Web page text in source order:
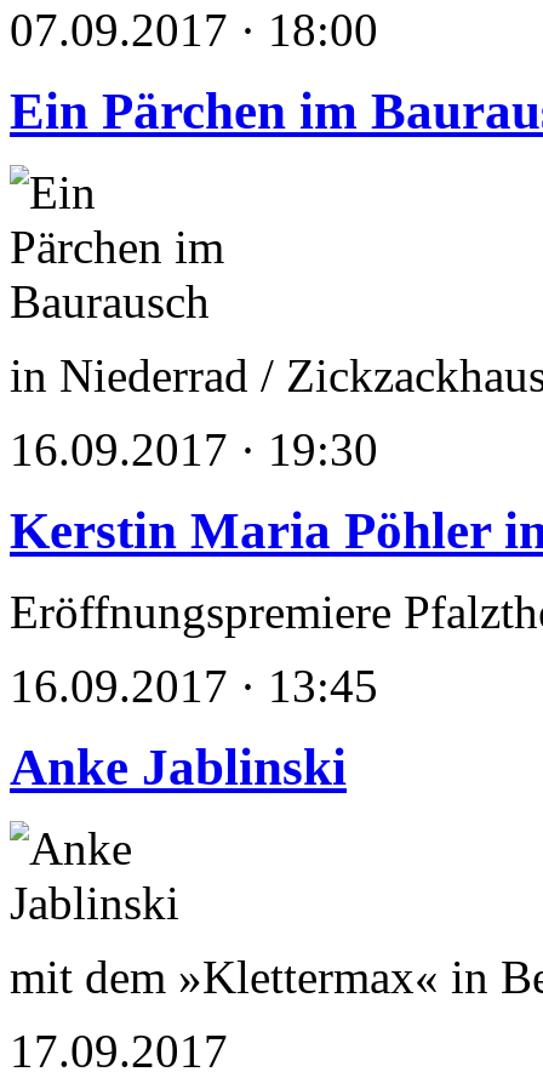
07.09.2017 · 18:00
Ein Pärchen im
in Niederrad /
16.09.2017 · 19:30
Kerstin Maria Pöhler
Eröffnungspremiere
16.09.2017 · 13:45
Anke Jablinski
mit dem »Klettermax« in
17.09.2017